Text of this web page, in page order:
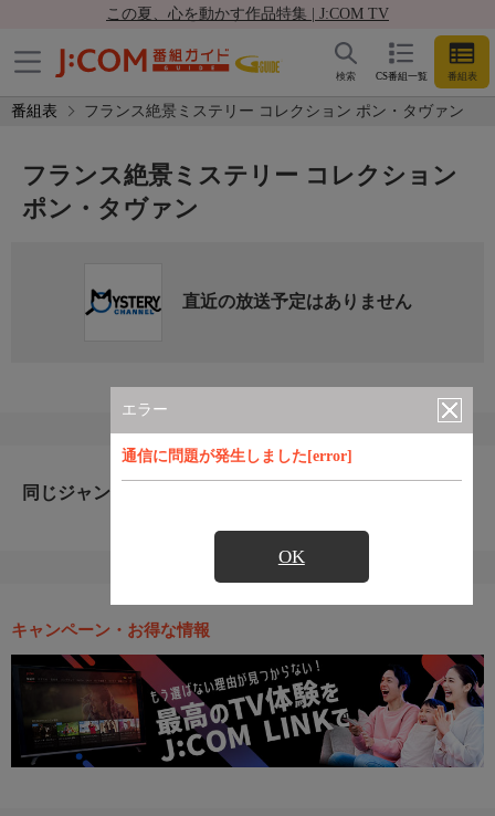
この夏、心を動かす作品特集 | J:COM TV
CS番組一覧 番組表
検索
番組表 フランス絶景ミステリー コレクション ポン・タヴァン
エラー
通信に問題が発生しました[error]
OK
フランス絶景ミステリー コレクション
ポン・タヴァン
直近の放送予定はありません
同じジャンルのおすすめ番組
キャンペーン・お得な情報